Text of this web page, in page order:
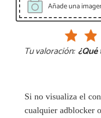
Añade una
Tu valoración:
Si no visualiza el
cualquier adblocker